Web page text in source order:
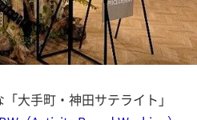
大手町・神田サテライト」